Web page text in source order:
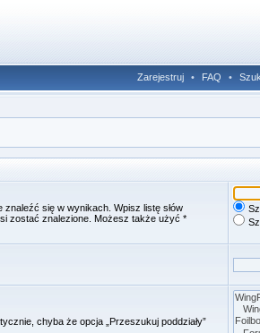
Zarejestruj • FAQ •
się w wynikach. Wpisz listę słów
zostać znalezione. Możesz także użyć *
chyba że opcja „Przeszukuj poddziały”